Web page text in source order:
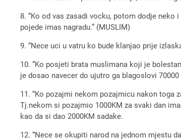
8. “Ko od vas zasadi vocku, potom dodje
pojede imas nagradu.” (MUSLIM)
9. “Nece uci u vatru ko bude klanjao prije
10. “Ko posjeti brata muslimana koji je
je dosao navecer do ujutro ga blagoslovi 70000
11. “Ko pozajmi nekom pozajmicu nakon toga
Tj.nekom si pozajmio 1000KM za svaki dan
kao da si dao 2000KM sadake.
12. “Nece se okupiti narod na jednom mjestu